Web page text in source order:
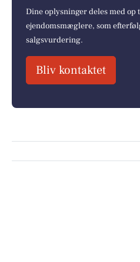
Dine oplysninger deles med op
ejendomsmæglere, som
salgsvurdering.
Bliv kontaktet